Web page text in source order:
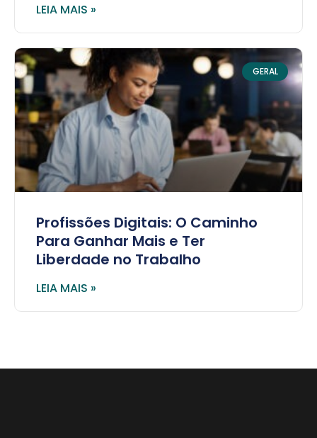
LEIA MAIS »
GERAL
Profissões Digitais: O Caminho
Para Ganhar Mais e Ter
Liberdade no Trabalho
LEIA MAIS »